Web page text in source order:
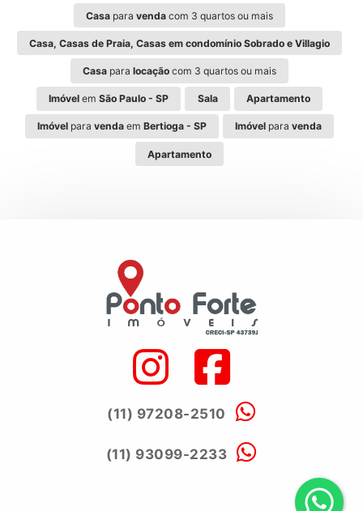
Casa para venda com 3 quartos ou mais
Casa, Casas de Praia, Casas em condomínio Sobrado e Villagio
Casa para locação com 3 quartos ou mais
Imóvel emSão Paulo - SP Sala Apartamento
Imóvelpara vendaem Bertioga - SP Imóvel paravenda
Apartamento
(11) 97208-2510
(11) 93099-2233